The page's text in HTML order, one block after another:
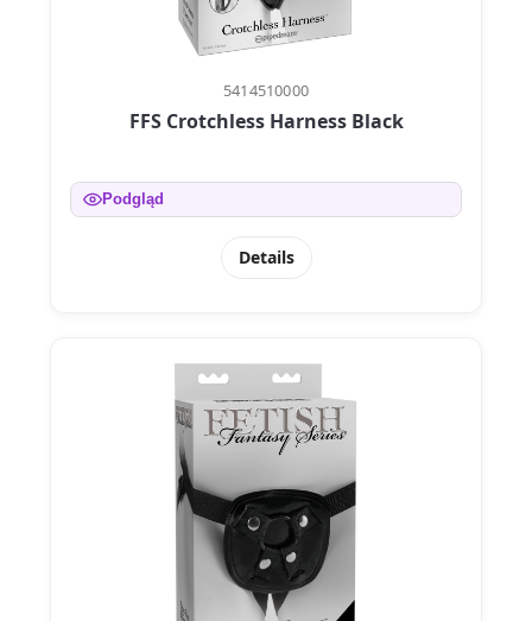
5414510000
FFS Crotchless Harness Black
Podgląd
Details